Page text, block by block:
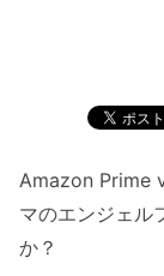
Amazon Prime
マのエンジェル
か？